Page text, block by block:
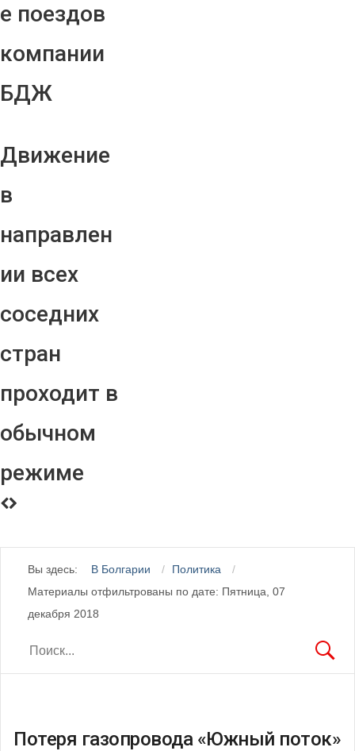
е поездов
компании
БДЖ
Движение
в
направлен
ии всех
соседних
стран
проходит в
обычном
режиме
Вы здесь: В Болгарии
Политика
Материалы отфильтрованы по дате: Пятница, 07
декабря 2018
Потеря газопровода «Южный поток»